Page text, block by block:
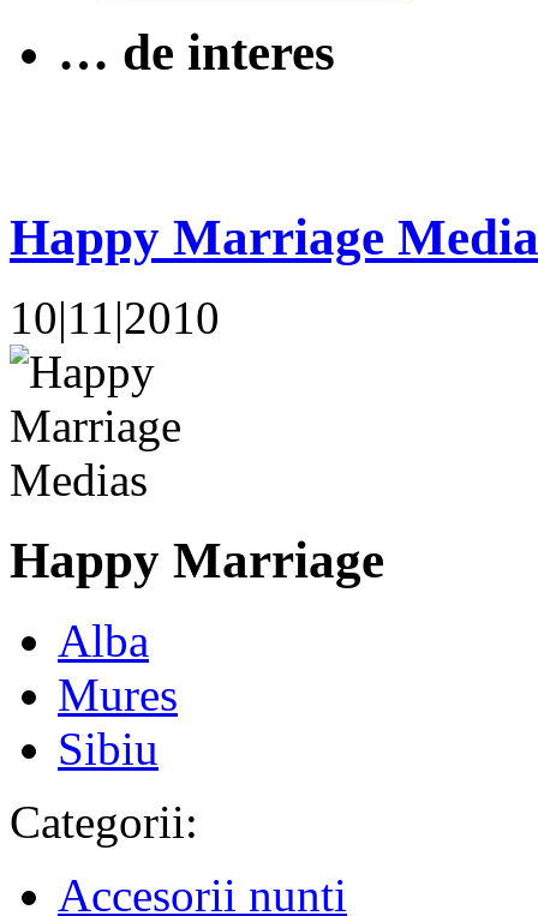
… de interes
Happy Marriage
10|11|2010
Happy Marriage
Alba
Mures
Sibiu
Categorii:
Accesorii nunti